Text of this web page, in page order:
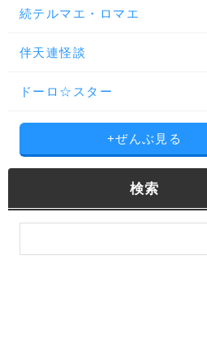
続テルマエ・ロマエ
伴天連怪談
ドーロ☆スター
+ぜんぶ見る
検索